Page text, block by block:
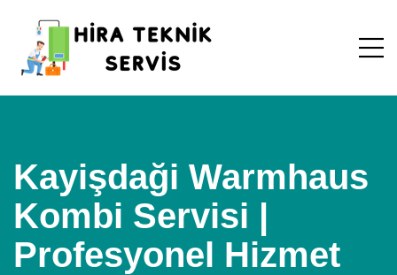
Kayişdaği Warmhaus
Kombi Servisi |
Profesyonel Hizmet